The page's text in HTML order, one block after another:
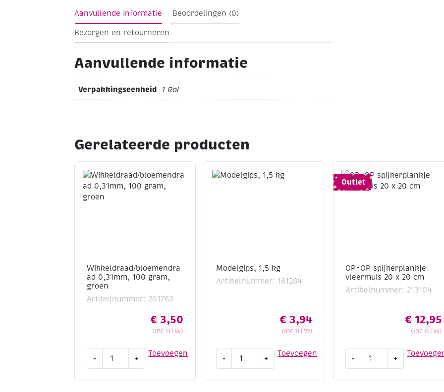
Aanvullende informatie Beoordelingen (0)
Bezorgen en retourneren
Aanvullende informatie
Verpakkingseenheid 1 Rol
Gerelateerde producten
Wikkeldraad/bloemendra
ad 0,31mm, 100 gram,
groen
Artikelnummer: 201763
€ 3,50
(Inc BTW)
Toevoegen
-
Wikkeldraad/bloemendraad
+
Modelgips, 1,5 kg
Artikelnummer: 161284
€ 3,94
(Inc BTW)
Toevoegen
- +
Outlet
OP=OP spijkerplankje
vleermuis 20 x 20 cm
Artikelnummer: 213104
€ 12,95
(Inc BTW)
- +